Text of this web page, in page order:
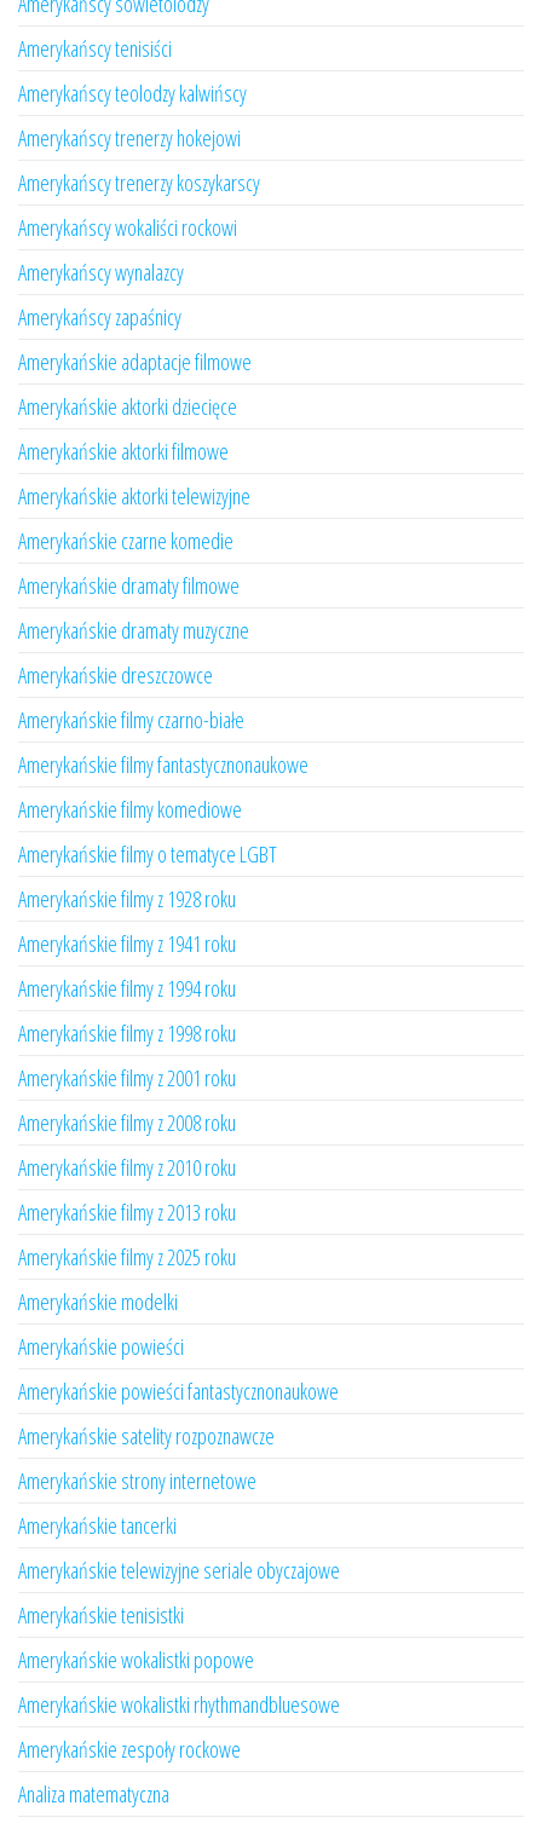
Amerykańscy tenisiści
Amerykańscy teolodzy kalwińscy
Amerykańscy trenerzy hokejowi
Amerykańscy trenerzy koszykarscy
Amerykańscy wokaliści rockowi
Amerykańscy wynalazcy
Amerykańscy zapaśnicy
Amerykańskie adaptacje filmowe
Amerykańskie aktorki dziecięce
Amerykańskie aktorki filmowe
Amerykańskie aktorki telewizyjne
Amerykańskie czarne komedie
Amerykańskie dramaty filmowe
Amerykańskie dramaty muzyczne
Amerykańskie dreszczowce
Amerykańskie filmy czarno-białe
Amerykańskie filmy fantastycznonaukowe
Amerykańskie filmy komediowe
Amerykańskie filmy o tematyce LGBT
Amerykańskie filmy z 1928 roku
Amerykańskie filmy z 1941 roku
Amerykańskie filmy z 1994 roku
Amerykańskie filmy z 1998 roku
Amerykańskie filmy z 2001 roku
Amerykańskie filmy z 2008 roku
Amerykańskie filmy z 2010 roku
Amerykańskie filmy z 2013 roku
Amerykańskie filmy z 2025 roku
Amerykańskie modelki
Amerykańskie powieści
Amerykańskie powieści fantastycznonaukowe
Amerykańskie satelity rozpoznawcze
Amerykańskie strony internetowe
Amerykańskie tancerki
Amerykańskie telewizyjne seriale obyczajowe
Amerykańskie tenisistki
Amerykańskie wokalistki popowe
Amerykańskie wokalistki rhythmandbluesowe
Amerykańskie zespoły rockowe
Analiza matematyczna